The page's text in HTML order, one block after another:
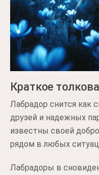
Краткое
Лабрадор снится как
друзей и надежных
известны своей
рядом в любых
Лабрадоры в